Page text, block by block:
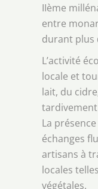
IIème
entre
durant plus
L’activité
locale et
lait, du
La
échanges
artisans à
locales
végétales.